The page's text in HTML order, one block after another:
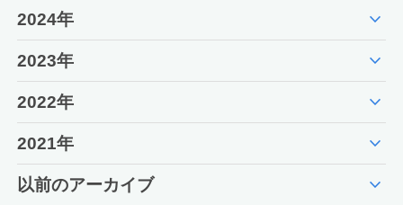
2024年 expand_more
2023年 expand_more
2022年 expand_more
2021年 expand_more
以前のアーカイブ expand_more